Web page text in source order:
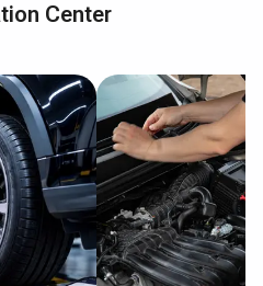
Center